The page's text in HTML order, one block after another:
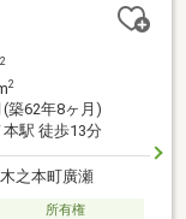
2
2
(築62年8ヶ月)
駅 徒歩13分
之本町廣瀬
所有権